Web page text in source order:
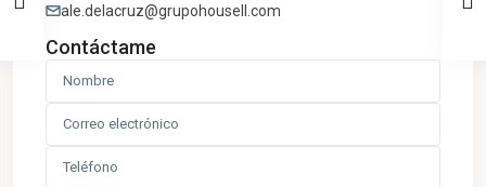
ale.delacruz@grupohousell.com
Contáctame